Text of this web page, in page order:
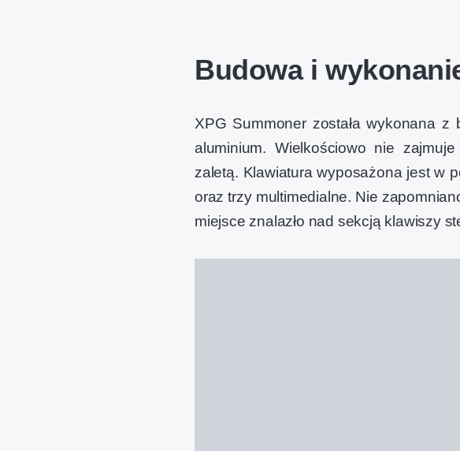
Budowa i
XPG Summoner została wykonana z
aluminium. Wielkościowo nie
zaletą. Klawiatura wyposażona jest w
oraz trzy multimedialne. Nie
miejsce znalazło nad sekcją klawiszy